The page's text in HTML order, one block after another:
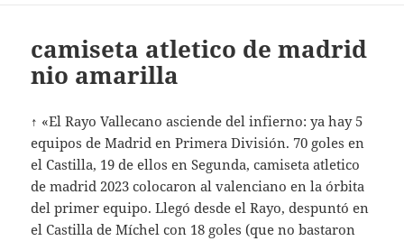
camiseta atletico de madrid
nio amarilla
↑ «El Rayo Vallecano asciende del infierno: ya hay 5
equipos de Madrid en Primera División. 70 goles en
el Castilla, 19 de ellos en Segunda, camiseta atletico
de madrid 2023 colocaron al valenciano en la órbita
del primer equipo. Llegó desde el Rayo, despuntó en
el Castilla de Míchel con 18 goles (que no bastaron